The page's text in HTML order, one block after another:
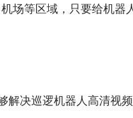
场等区域，只要给机器
解决巡逻机器人高清视频